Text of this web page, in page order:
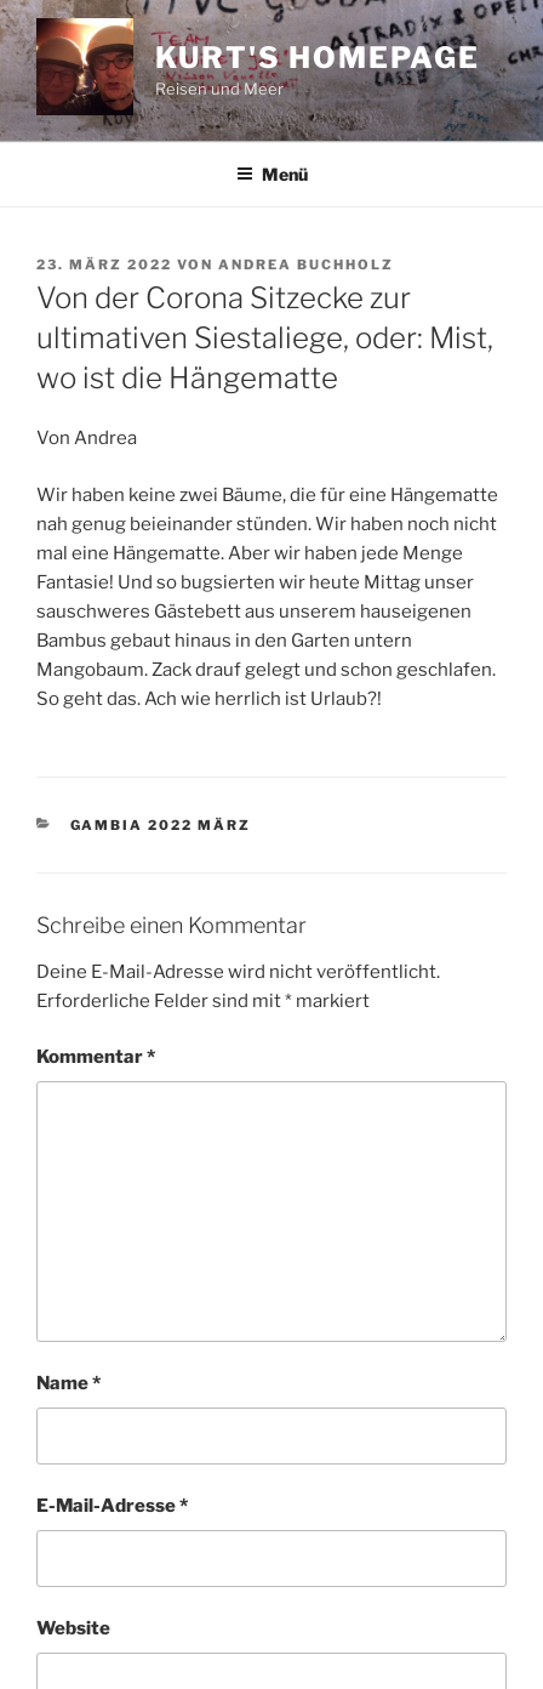
Zum
Inhalt
springen
KURT'S HOMEPAGE
Reisen und Meer
Menü
VERÖFFENTLICHT
AM
23. MÄRZ 2022 VON ANDREA BUCHHOLZ
Von der Corona Sitzecke zur
ultimativen Siestaliege, oder: Mist,
wo ist die Hängematte
Von Andrea
Wir haben keine zwei Bäume, die für eine Hängematte
nah genug beieinander stünden. Wir haben noch nicht
mal eine Hängematte. Aber wir haben jede Menge
Fantasie! Und so bugsierten wir heute Mittag unser
sauschweres Gästebett aus unserem hauseigenen
Bambus gebaut hinaus in den Garten untern
Mangobaum. Zack drauf gelegt und schon geschlafen.
So geht das. Ach wie herrlich ist Urlaub?!
KATEGORIEN
GAMBIA 2022 MÄRZ
Schreibe einen Kommentar
Deine E-Mail-Adresse wird nicht veröffentlicht.
Erforderliche Felder sind mit* markiert
Kommentar*
Name*
E-Mail-Adresse*
Website